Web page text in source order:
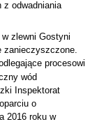
z odwadniania
w zlewni Gostyni
zanieczyszczone.
procesowi
wód
Inspektorat
o
2016 roku w